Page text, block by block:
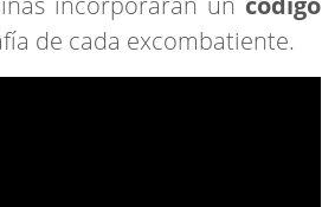
de cada excombatiente.